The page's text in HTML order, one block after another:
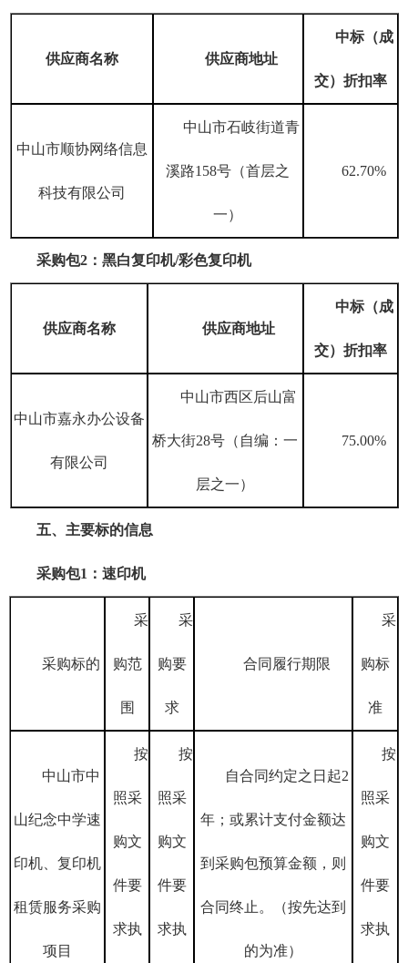
供应商名称 供应商地址
中标（成
交） 折扣率
中山市顺协网络信息
科技有限公司
中山市石岐街道青
溪路158号（首层之
一）
62.70%
采购包2：黑白复印机/彩色复印机
供应商名称 供应商地址
中标（成
交） 折扣率
中山市嘉永办公设备
有限公司
中山市西区后山富
桥大街28号（自编：一
层之一）
75.00%
五、 主要标的信息
采购包1：速印机
采购标的
采
购范
围
采
购要
求
合同履行期限
采
购标
准
中山市中
山纪念中学速
印机、复印机
租赁服务采购
项目
按
照采
购文
件要
求执
按
照采
购文
件要
求执
自合同约定之日起2
年；或累计支付金额达
到采购包预算金额，则
合同终止。（按先达到
的为准）
按
照采
购文
件要
求执